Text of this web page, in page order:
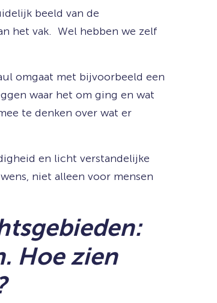
beeld van de
het vak. Wel hebben we zelf
omgaat met bijvoorbeeld een
waar het om ging en wat
te denken over wat er
en licht verstandelijke
niet alleen voor mensen
Hoe zien